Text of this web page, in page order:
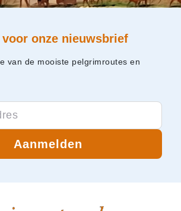
voor onze nieuwsbrief
van de mooiste pelgrimroutes en
Aanmelden